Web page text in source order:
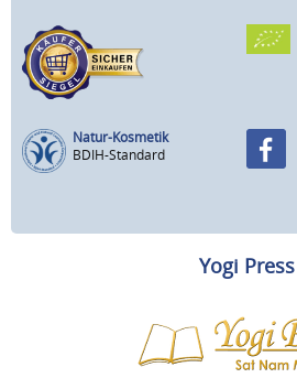
Natur-Kosmetik
BDIH-Standard
Yogi Press